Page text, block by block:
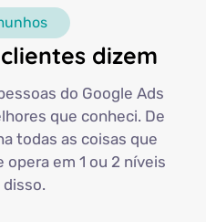
dizem
do Google Ads
que conheci. De
todas as coisas que
em 1 ou 2 níveis
disso.